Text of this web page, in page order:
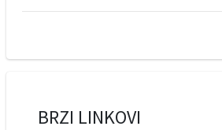
BRZI LINKOVI